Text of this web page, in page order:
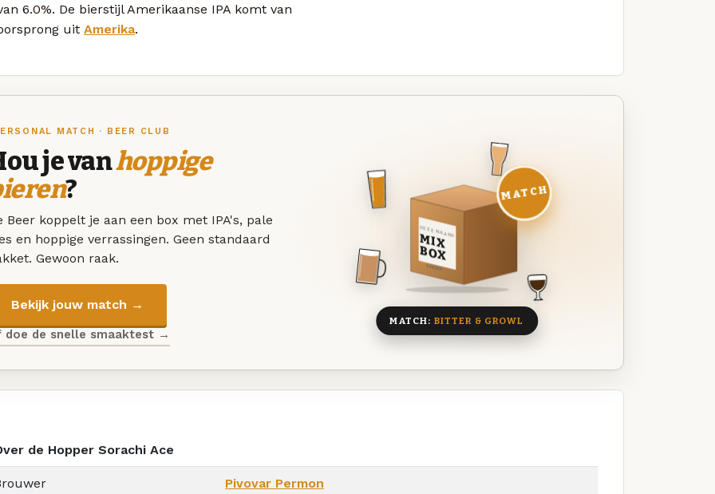
6.0%. De bierstijl Amerikaanse IPA komt van
uit Amerika.
MATCH · BEER CLUB
je vanhoppige
?
Beer koppelt je aan een box met IPA's, pale
en hoppige verrassingen. Geen standaard
Gewoon raak.
Bekijk jouw match →
doe de snelle smaaktest →
DEZE MAAND
MIX
BOX
8 BIEREN
MATCH
MATCH: BITTER & GROWL
de Hopper Sorachi Ace
Pivovar Permon